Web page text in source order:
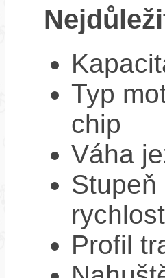
Typ
chip
Váha
rychlost
Profil